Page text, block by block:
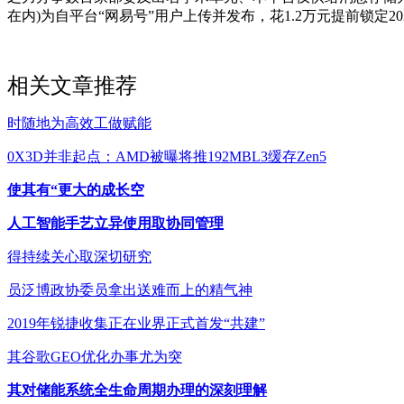
在内)为自平台“网易号”用户上传并发布，花1.2万元提前锁定
相关文章推荐
时随地为高效工做赋能
0X3D并非起点：AMD被曝将推192MBL3缓存Zen5
使其有“更大的成长空
人工智能手艺立异使用取协同管理
得持续关心取深切研究
员泛博政协委员拿出送难而上的精气神
2019年锐捷收集正在业界正式首发“共建”
其谷歌GEO优化办事尤为突
其对储能系统全生命周期办理的深刻理解